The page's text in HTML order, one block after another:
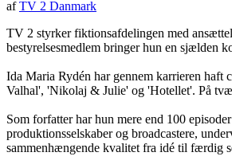
afTV 2 Danmark
TV 2 styrker fiktionsafdelingen med
bestyrelsesmedlem bringer hun en sjælden
Ida Maria Rydén har gennem karrieren haft
Valhal', 'Nikolaj & Julie' og 'Hotellet'. På
Som forfatter har hun mere end 100
produktionsselskaber og broadcastere,
sammenhængende kvalitet fra idé til færdig